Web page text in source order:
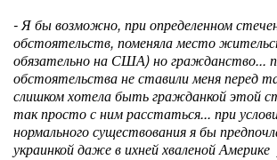
- Я бы возможно, при определенном
обстоятельств, поменяла место
обязательно на США) но гражданство...
обстоятельства не ставили меня перед
слишком хотела быть гражданкой этой
так просто с ним расстаться... при
нормального существования я бы
украинкой даже в ихней хваленой